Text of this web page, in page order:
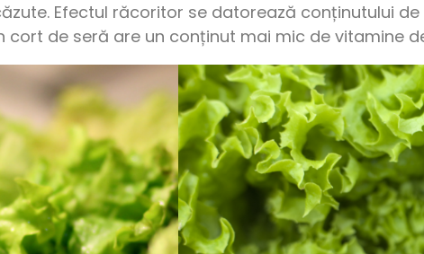
Efectul răcoritor se datorează conținutului
de seră are un conținut mai mic de vitamine